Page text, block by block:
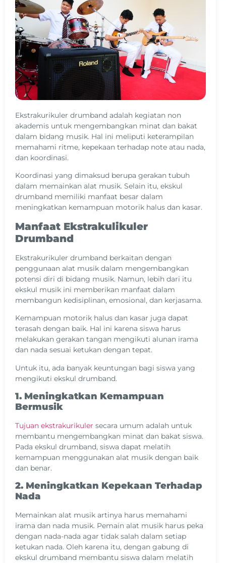
Ekstrakurikuler drumband adalah kegiatan non
akademis untuk mengembangkan minat dan bakat
dalam bidang musik. Hal ini meliputi keterampilan
memahami ritme, kepekaan terhadap note atau nada,
dan koordinasi.
Koordinasi yang dimaksud berupa gerakan tubuh
dalam memainkan alat musik. Selain itu, ekskul
drumband memiliki manfaat besar dalam
meningkatkan kemampuan motorik halus dan kasar.
Manfaat Ekstrakulikuler
Drumband
Ekstrakurikuler drumband berkaitan dengan
penggunaan alat musik dalam mengembangkan
potensi diri di bidang musik. Namun, lebih dari itu
ekskul musik ini memberikan manfaat dalam
membangun kedisiplinan, emosional, dan kerjasama.
Kemampuan motorik halus dan kasar juga dapat
terasah dengan baik. Hal ini karena siswa harus
melakukan gerakan tangan mengikuti alunan irama
dan nada sesuai ketukan dengan tepat.
Untuk itu, ada banyak keuntungan bagi siswa yang
mengikuti ekskul drumband.
1. Meningkatkan Kemampuan
Bermusik
Tujuan ekstrakurikuler secara umum adalah untuk
membantu mengembangkan minat dan bakat siswa.
Pada ekskul drumband, siswa dapat melatih
kemampuan menggunakan alat musik dengan baik
dan benar.
2. Meningkatkan Kepekaan Terhadap
Nada
Memainkan alat musik artinya harus memahami
irama dan nada musik. Pemain alat musik harus peka
dengan nada-nada agar tidak salah dalam setiap
ketukan nada. Oleh karena itu, dengan gabung di
ekskul drumband membantu siswa dalam melatih